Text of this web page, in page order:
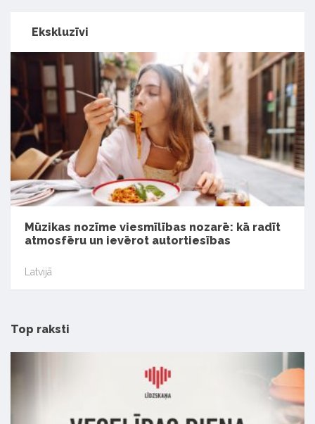
Ekskluzīvi
Mūzikas nozīme viesmīlības nozarē: kā radīt
atmosfēru un ievērot autortiesības
Latvijā
Top raksti